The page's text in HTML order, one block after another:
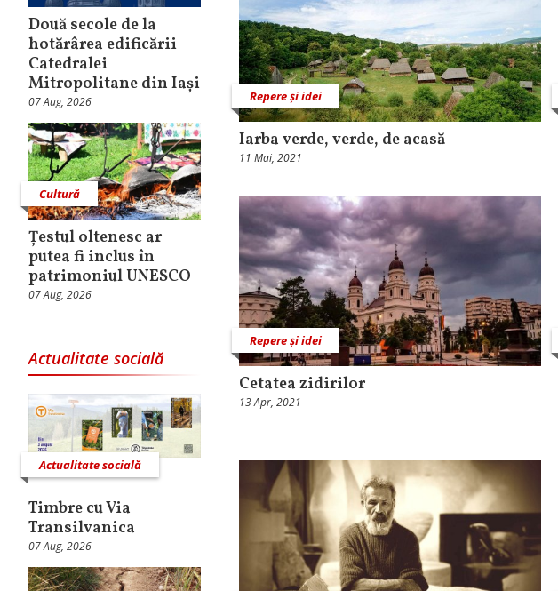
Două secole de la
hotărârea edificării
Catedralei
Mitropolitane din Iași
07 Aug, 2026
Cultură
Țestul oltenesc ar
putea fi inclus în
patrimoniul UNESCO
07 Aug, 2026
Actualitate socială
Actualitate socială
Timbre cu Via
Transilvanica
07 Aug, 2026
Repere și idei
Iarba verde, verde, de acasă
11 Mai, 2021
Repere și idei
Cetatea zidirilor
13 Apr, 2021